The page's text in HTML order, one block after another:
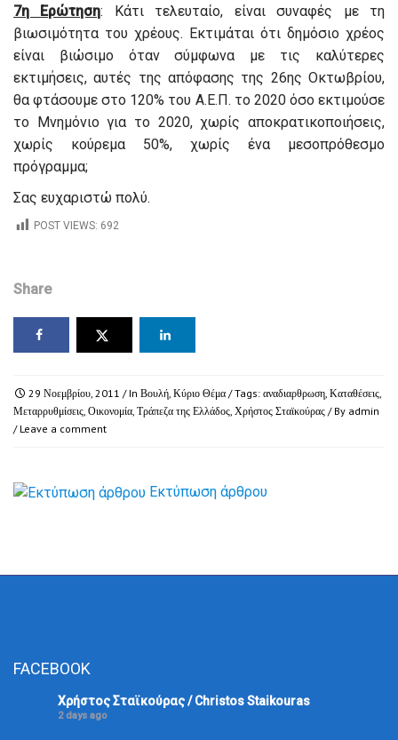
7η Ερώτηση: Κάτι τελευταίο, είναι συναφές με τη
βιωσιμότητα του χρέους. Εκτιμάται ότι δημόσιο χρέος
είναι βιώσιμο όταν σύμφωνα με τις καλύτερες
εκτιμήσεις, αυτές της απόφασης της 26ης Οκτωβρίου,
θα φτάσουμε στο 120% του Α.Ε.Π. το 2020 όσο εκτιμούσε
το Μνημόνιο για το 2020, χωρίς αποκρατικοποιήσεις,
χωρίς κούρεμα 50%, χωρίς ένα μεσοπρόθεσμο
πρόγραμμα;
Σας ευχαριστώ πολύ.
POST VIEWS: 692
Share
29 Νοεμβρίου, 2011 / In Βουλή, Κύριο Θέμα / Tags: αναδιαρθρωση, Καταθέσεις,
Μεταρρυθμίσεις, Οικονομία, Τράπεζα της Ελλάδος, Χρήστος Σταϊκούρας / By admin
/ Leave a comment
Εκτύπωση άρθρου
FACEBOOK
Χρήστος Σταϊκούρας / Christos Staikouras
2 days ago